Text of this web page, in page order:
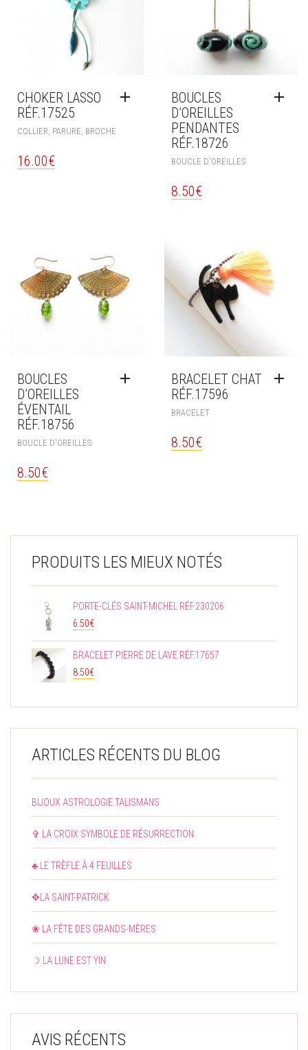
CHOKER LASSO
RÉF.17525
COLLIER, PARURE, BROCHE
16.00€
BOUCLES
D’OREILLES
PENDANTES
RÉF.18726
BOUCLE D'OREILLES
8.50€
BOUCLES
D’OREILLES
ÉVENTAIL
RÉF.18756
BOUCLE D'OREILLES
8.50€
BRACELET CHAT
RÉF.17596
BRACELET
8.50€
PRODUITS LES MIEUX NOTÉS
PORTE-CLÉS SAINT-MICHEL RÉF.230206
6.50€
BRACELET PIERRE DE LAVE RÉF.17657
8.50€
ARTICLES RÉCENTS DU BLOG
BIJOUX ASTROLOGIE TALISMANS
✞ LA CROIX SYMBOLE DE RÉSURRECTION
♣ LE TRÈFLE À 4 FEUILLES
✥LA SAINT-PATRICK
❀ LA FÊTE DES GRANDS-MÈRES
☽ LA LUNE EST YIN
AVIS RÉCENTS